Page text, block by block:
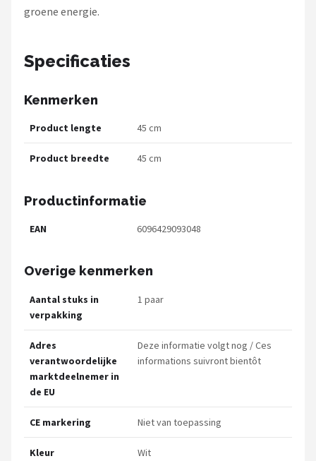
groene energie.
Specificaties
Kenmerken
Product lengte 45 cm
Product breedte 45 cm
Productinformatie
EAN 6096429093048
Overige kenmerken
Aantal stuks in
verpakking
1 paar
Adres
verantwoordelijke
marktdeelnemer in
de EU
Deze informatie volgt nog / Ces
informations suivront bientôt
CE markering Niet van toepassing
Kleur Wit